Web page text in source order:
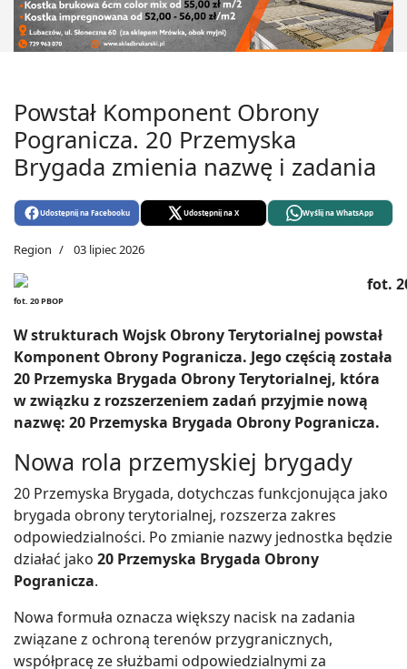
Powstał Komponent Obrony
Pogranicza. 20 Przemyska
Brygada zmienia nazwę i zadania
Udostępnij na Facebooku Udostępnij na X Wyślij na WhatsApp
Region 03 lipiec 2026
fot. 20 PBOP
W strukturach Wojsk Obrony Terytorialnej powstał
Komponent Obrony Pogranicza. Jego częścią została
20 Przemyska Brygada Obrony Terytorialnej, która
w związku z rozszerzeniem zadań przyjmie nową
nazwę: 20 Przemyska Brygada Obrony Pogranicza.
Nowa rola przemyskiej brygady
20 Przemyska Brygada, dotychczas funkcjonująca jako
brygada obrony terytorialnej, rozszerza zakres
odpowiedzialności. Po zmianie nazwy jednostka będzie
działać jako 20 Przemyska Brygada Obrony
Pogranicza.
Nowa formuła oznacza większy nacisk na zadania
związane z ochroną terenów przygranicznych,
współpracę ze służbami odpowiedzialnymi za